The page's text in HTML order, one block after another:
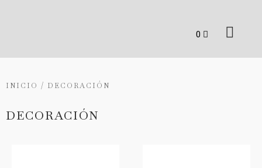
INICIO / DECORACIÓN
DECORACIÓN